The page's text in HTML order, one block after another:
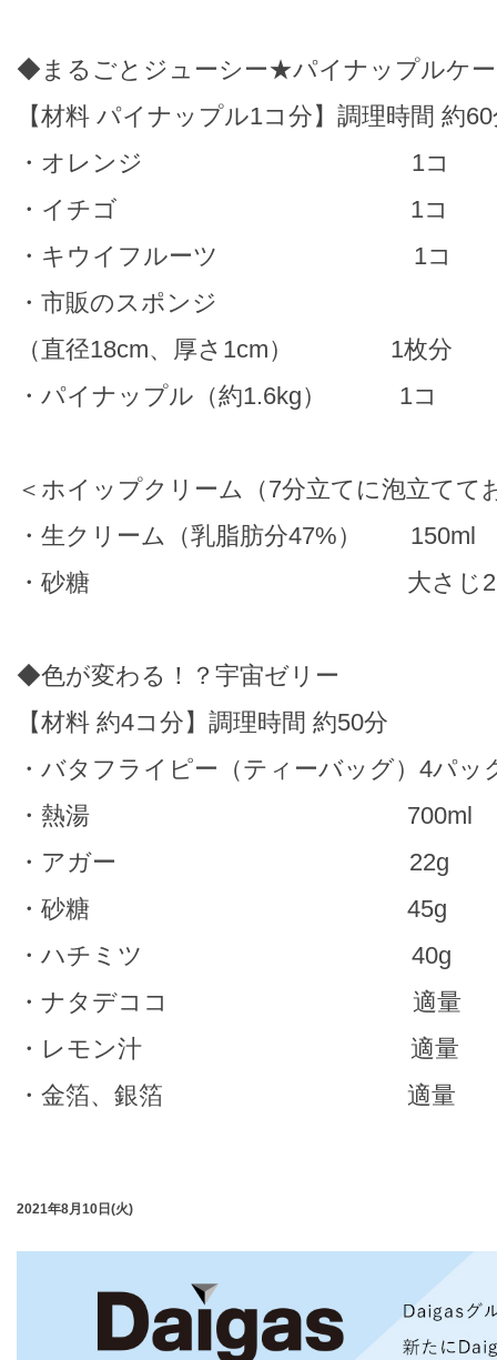
◆まるごとジューシー★パイナップルケ
【材料 パイナップル1コ分】調理時間 約
・オレンジ 1コ
・イチゴ 1コ
・キウイフルーツ 1コ
・市販のスポンジ
（直径18cm、厚さ1cm） 1枚分
・パイナップル（約1.6kg） 1コ
＜ホイップクリーム（7分立てに泡立てて
・生クリーム（乳脂肪分47%） 150ml
・砂糖 大さじ2
◆色が変わる！？宇宙ゼリー
【材料 約4コ分】調理時間 約50分
・バタフライピー（ティーバッグ）4パッ
・熱湯 700ml
・アガー 22g
・砂糖 45g
・ハチミツ 40g
・ナタデココ 適量
・レモン汁 適量
・金箔、銀箔 適量
2021年8月10日(火)